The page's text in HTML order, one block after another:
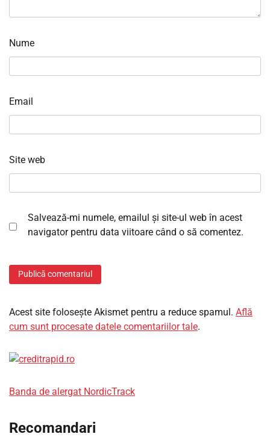
Nume
Email
Site web
Salvează-mi numele, emailul și site-ul web în acest
navigator pentru data viitoare când o să comentez.
Acest site folosește Akismet pentru a reduce spamul. Află
cum sunt procesate datele comentariilor tale.
Banda de alergat NordicTrack
Recomandari